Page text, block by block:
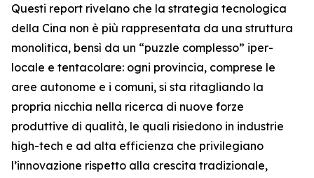
Questi report rivelano che la strategia tecnologica
della Cina non è più rappresentata da una struttura
monolitica, bensì da un “puzzle complesso” iper-
locale e tentacolare: ogni provincia, comprese le
aree autonome e i comuni, si sta ritagliando la
propria nicchia nella ricerca di nuove forze
produttive di qualità, le quali risiedono in industrie
high-tech e ad alta efficienza che privilegiano
l’innovazione rispetto alla crescita tradizionale,